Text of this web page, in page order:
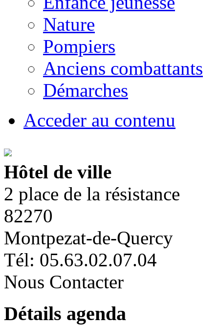
Nature
Pompiers
Anciens combattants
Démarches
Acceder au contenu
Hôtel de ville
2 place de la résistance
82270
Montpezat-de-Quercy
Tél: 05.63.02.07.04
Nous Contacter
Détails agenda